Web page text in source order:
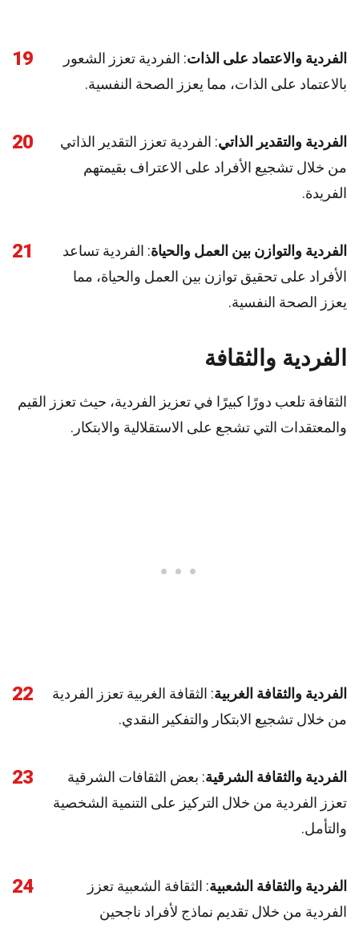
19 الفردية والاعتماد على الذات: الفردية تعزز الشعور
بالاعتماد على الذات، مما يعزز الصحة النفسية.
20 الفردية والتقدير الذاتي: الفردية تعزز التقدير الذاتي
من خلال تشجيع الأفراد على الاعتراف بقيمتهم
الفريدة.
21 الفردية والتوازن بين العمل والحياة: الفردية تساعد
الأفراد على تحقيق توازن بين العمل والحياة، مما
يعزز الصحة النفسية.
الفردية والثقافة
الثقافة تلعب دورًا كبيرًا في تعزيز الفردية، حيث تعزز القيم
والمعتقدات التي تشجع على الاستقلالية والابتكار.
22 الفردية والثقافة الغربية: الثقافة الغربية تعزز الفردية
من خلال تشجيع الابتكار والتفكير النقدي.
23 الفردية والثقافة الشرقية: بعض الثقافات الشرقية
تعزز الفردية من خلال التركيز على التنمية الشخصية
والتأمل.
24 الفردية والثقافة الشعبية: الثقافة الشعبية تعزز
الفردية من خلال تقديم نماذج لأفراد ناجحين